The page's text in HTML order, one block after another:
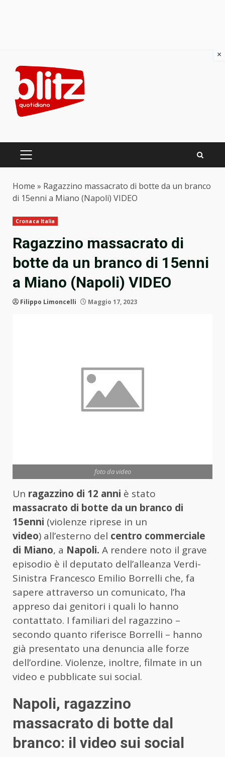
content
PRIMARY
Home » Ragazzino massacrato di botte da un branco
di 15enni a Miano (Napoli) VIDEO
Cronaca Italia
Ragazzino massacrato di
botte da un branco di 15enni
a Miano (Napoli) VIDEO
Filippo Limoncelli Maggio 17, 2023
foto da video
Un ragazzino di 12 anni è stato
massacrato di botte da un branco di
15enni (violenze riprese in un
video) all’esterno del centro commerciale
di Miano, a Napoli. A rendere noto il grave
episodio è il deputato dell’alleanza Verdi-
Sinistra Francesco Emilio Borrelli che, fa
sapere attraverso un comunicato, l’ha
appreso dai genitori i quali lo hanno
contattato. I familiari del ragazzino –
secondo quanto riferisce Borrelli – hanno
già presentato una denuncia alle forze
dell’ordine. Violenze, inoltre, filmate in un
video e pubblicate sui social.
Napoli, ragazzino
massacrato di botte dal
branco: il video sui social
×